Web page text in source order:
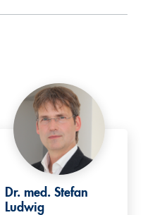
Dr. med. Stefan
Ludwig